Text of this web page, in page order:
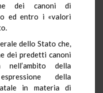
dei canoni di
ed entro i «valori
dello Stato che,
dei predetti canoni
della
della
in materia di